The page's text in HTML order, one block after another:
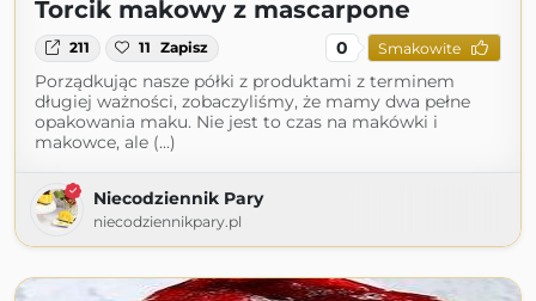
Torcik makowy z mascarpone
211 11 Zapisz 0 Smakowite
Porządkując nasze półki z produktami z terminem
długiej ważności, zobaczyliśmy, że mamy dwa pełne
opakowania maku. Nie jest to czas na makówki i
makowce, ale (...)
Niecodziennik Pary
niecodziennikpary.pl